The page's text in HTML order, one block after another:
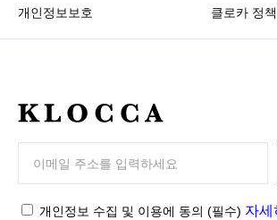
개인정보보호 클로카 정책
K
C
C
개인정보 수집 및 이용에 동의 (필수) 자세